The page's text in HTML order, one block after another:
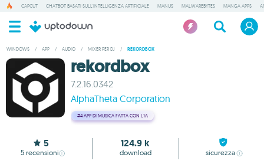
CAPCUT CHATBOT BASATI SULL'INTELLIGENZA ARTIFICIALE MANUS MALWAREBYTES MANGA APPS
WINDOWS / APP / AUDIO / MIXER PER DJ / REKORDBOX
rekordbox
7.2.16.0342
AlphaTheta Corporation
#4APP DI MUSICA FATTA CON L'IA
5
5 recensioni
124.9 k
download sicurezza